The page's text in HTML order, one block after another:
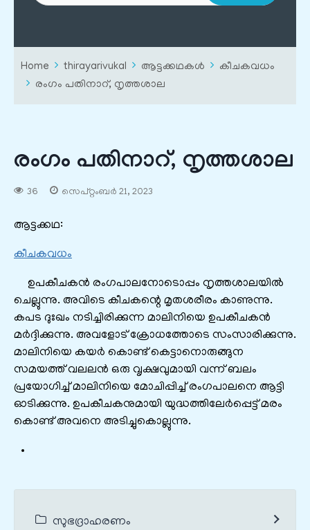
Home thirayarivukal ആട്ടക്കഥകൾ
കീചകവധം
രംഗം പതിനാറ്, നൃത്തശാല
രംഗം പതിനാറ്, നൃത്തശാല
36 സെപ്റ്റംബർ 21, 2023
ആട്ടക്കഥ:
കീചകവധം
ഉപകീചകൻ രംഗപാലനോടൊപ്പം നൃത്തശാലയിൽ
ചെല്ലുന്നു. അവിടെ കീചകന്റെ മൃതശരീരം കാണുന്നു.
കപട ദുഃഖം നടിച്ചിരിക്കുന്ന മാലിനിയെ ഉപകീചകൻ
മർദ്ദിക്കുന്നു. അവളോട് ക്രോധത്തോടെ സംസാരിക്കുന്നു.
മാലിനിയെ കയർ കൊണ്ട് കെട്ടാനൊരുങ്ങുന
സമയത്ത് വലലൻ ഒരു വൃക്ഷവുമായി വന്ന് ബലം
പ്രയോഗിച്ച് മാലിനിയെ മോചിപ്പിച്ച് രംഗപാലനെ ആട്ടി
ഓടിക്കുന്നു. ഉപകീചകനുമായി യുദ്ധത്തിലേർപ്പെട്ട് മരം
കൊണ്ട് അവനെ അടിച്ചുകൊല്ലുന്നു.
സുഭദ്രാഹരണം